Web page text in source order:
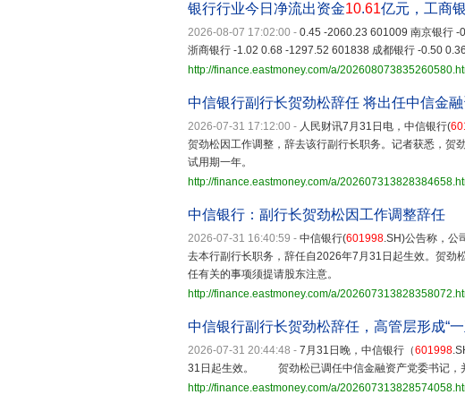
银行行业今日净流出资金10.61亿元，工商
2026-08-07 17:02:00 - 0.45 -2060.23 601009 南京银行
浙商银行 -1.02 0.68 -1297.52 601838 成都银行 -0.50
http://finance.eastmoney.com/a/
中信银行副行长贺劲松辞任 将出任中信金
2026-07-31 17:12:00 - 人民财讯7月31日电，中信银行(
贺劲松因工作调整，辞去该行副行长职务。记者获悉，贺
试用期一年。
http://finance.eastmoney.com/a/
中信银行：副行长贺劲松因工作调整辞任
2026-07-31 16:40:59 - 中信银行(601998.SH)公告称，公
去本行副行长职务，辞任自2026年7月31日起生效。贺劲
任有关的事项须提请股东注意。
http://finance.eastmoney.com/a/
中信银行副行长贺劲松辞任，高管层形成“
2026-07-31 20:44:48 - 7月31日晚，中信银行（601998
31日起生效。 贺劲松已调任中信金融资产党委书记，并
http://finance.eastmoney.com/a/